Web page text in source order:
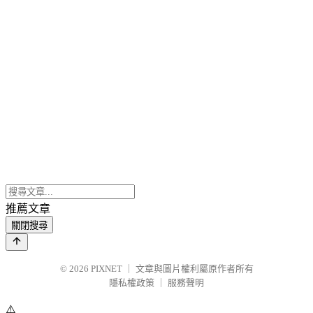
推薦文章
關閉搜尋
© 2026 PIXNET
文章與圖片權利屬原作者所有
隱私權政策
服務聲明
⚠️